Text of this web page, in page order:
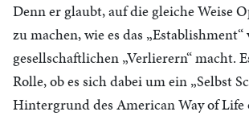
Denn er glaubt, auf die gleiche Weise
zu machen, wie es das
gesellschaftlichen „Verlierern“ macht.
Rolle, ob es sich dabei um ein „Selbst
Hintergrund des American Way of Life